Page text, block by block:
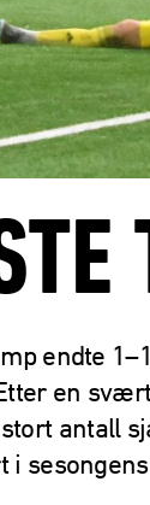
endte
en
antall
i